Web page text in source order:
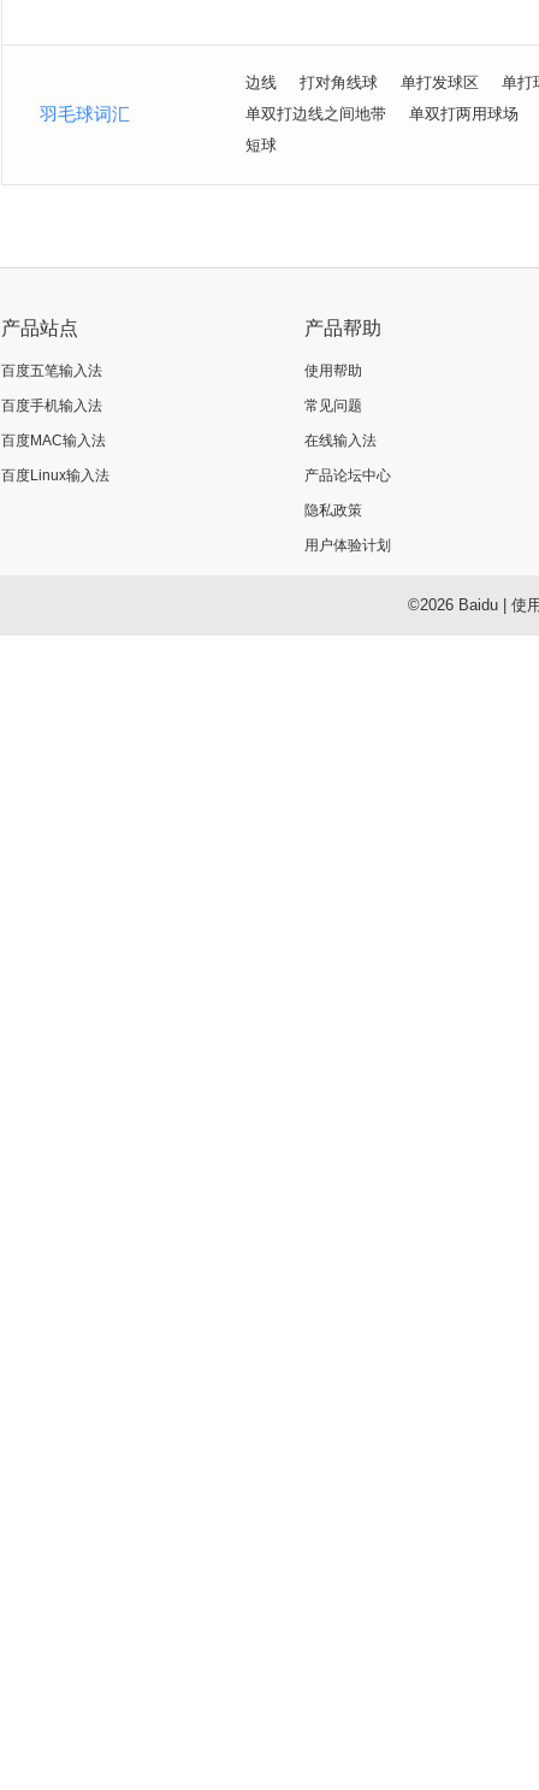
羽毛球词汇
边线 打对角线球 单打发球区
单打
单双打边线之间地带
单双打两用球场
短球
产品站点
百度五笔输入法
百度手机输入法
百度MAC输入法
百度Linux输入法
产品帮助
使用帮助
常见问题
在线输入法
产品论坛中心
隐私政策
用户体验计划
©2026 Baidu| 使